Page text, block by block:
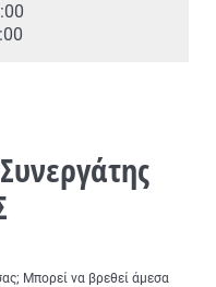
Μπορεί να βρεθεί άμεσα